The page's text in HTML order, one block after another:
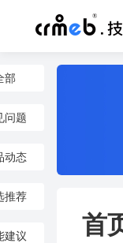
部
问题
动态
推荐
建议 首